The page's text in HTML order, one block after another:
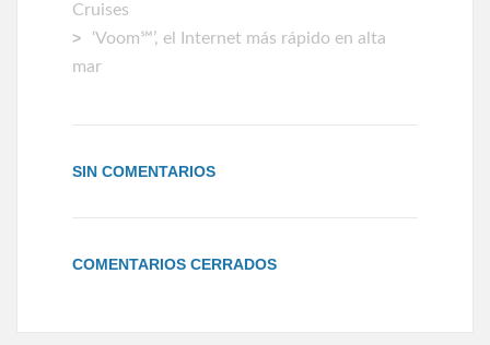
Cruises
‘Voom℠’, el Internet más rápido en alta
mar
SIN COMENTARIOS
COMENTARIOS CERRADOS